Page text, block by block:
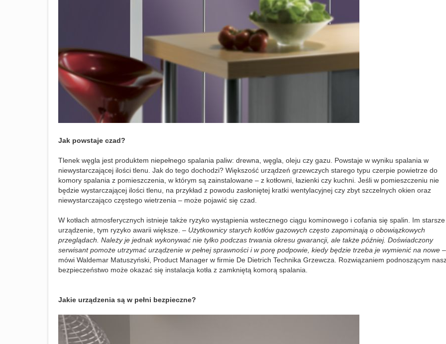
Jak powstaje czad?
Tlenek węgla jest produktem niepełnego spalania paliw: drewna, węgla, oleju czy gazu. Powstaje w wyniku spalania w
niewystarczającej ilości tlenu. Jak do tego dochodzi? Większość urządzeń grzewczych starego typu czerpie powietrze do
komory spalania z pomieszczenia, w którym są zainstalowane – z kotłowni, łazienki czy kuchni. Jeśli w pomieszczeniu nie
będzie wystarczającej ilości tlenu, na przykład z powodu zasłoniętej kratki wentylacyjnej czy zbyt szczelnych okien oraz
niewystarczająco częstego wietrzenia – może pojawić się czad.
W kotłach atmosferycznych istnieje także ryzyko wystąpienia wstecznego ciągu kominowego i cofania się spalin. Im starsze
urządzenie, tym ryzyko awarii większe. – Użytkownicy starych kotłów gazowych często zapominają o obowiązkowych
przeglądach. Należy je jednak wykonywać nie tylko podczas trwania okresu gwarancji, ale także później. Doświadczony
serwisant pomoże utrzymać urządzenie w pełnej sprawności i w porę podpowie, kiedy będzie trzeba je wymienić na nowe –
mówi Waldemar Matuszyński, Product Manager w firmie De Dietrich Technika Grzewcza. Rozwiązaniem podnoszącym
bezpieczeństwo może okazać się instalacja kotła z zamkniętą komorą spalania.
Jakie urządzenia są w pełni bezpieczne?